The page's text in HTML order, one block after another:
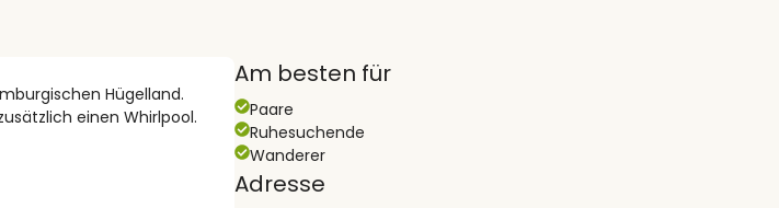
Hügelland.
einen Whirlpool.
Am besten für
Paare
Ruhesuchende
Wanderer
Adresse